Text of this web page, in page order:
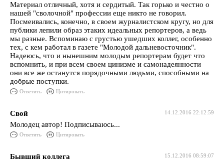
Материал отличный, хотя и сердитый. Так горько и честно о
нашей "сволочной" профессии еще никто не говорил.
Посмеивались, конечно, в своем журналистском кругу, но для
публики лепили образ этаких идеальных репортеров, а ведь
мы разные. Вспоминаю с грустью ушедших коллег, особенно
тех, с кем работал в газете "Молодой дальневосточник".
Надеюсь, что и нынешним молодым репортерам будет что
вспомнить, и при всем своем цинизме и самонадеянности
они все же останутся порядочными людьми, способными на
добрые поступки.
Ответить Цитировать
14.12.2016 22:12:59
Свой
Молодец автор! Подписываюсь...
Ответить Цитировать
15.12.2016 08:59:07
Бывший коллега